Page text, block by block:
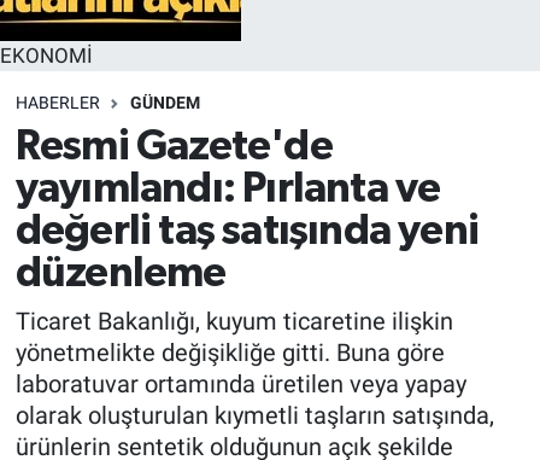
EKONOMİ
HABERLER GÜNDEM
Resmi Gazete'de
yayımlandı: Pırlanta ve
değerli taş satışında yeni
düzenleme
Ticaret Bakanlığı, kuyum ticaretine ilişkin
yönetmelikte değişikliğe gitti. Buna göre
laboratuvar ortamında üretilen veya yapay
olarak oluşturulan kıymetli taşların satışında,
ürünlerin sentetik olduğunun açık şekilde